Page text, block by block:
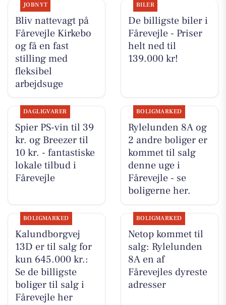
JOBNYT
Bliv nattevagt på
Fårevejle Kirkebo
og få en fast
stilling med
fleksibel
arbejdsuge
BILER
De billigste biler i
Fårevejle - Priser
helt ned til
139.000 kr!
DAGLIGVARER
Spier PS-vin til 39
kr. og Breezer til
10 kr. - fantastiske
lokale tilbud i
Fårevejle
BOLIGMARKED
Rylelunden 8A og
2 andre boliger er
kommet til salg
denne uge i
Fårevejle - se
boligerne her.
BOLIGMARKED
Kalundborgvej
13D er til salg for
kun 645.000 kr.:
Se de billigste
boliger til salg i
Fårevejle her
BOLIGMARKED
Netop kommet til
salg: Rylelunden
8A en af
Fårevejles dyreste
adresser